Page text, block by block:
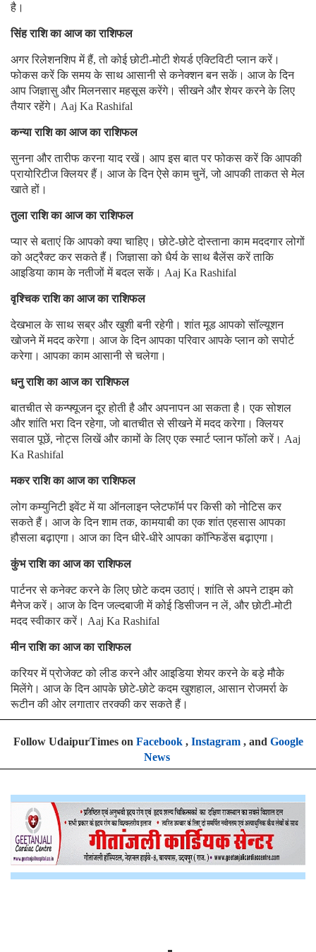
है।
सिंह राशि का आज का राशिफल
अगर रिलेशनशिप में हैं, तो कोई छोटी-मोटी शेयर्ड एक्टिविटी प्लान करें।
फोकस करें कि समय के साथ आसानी से कनेक्शन बन सकें। आज के दिन
आप जिज्ञासु और मिलनसार महसूस करेंगे। सीखने और शेयर करने के लिए
तैयार रहेंगे। Aaj Ka Rashifal
कन्या राशि का आज का राशिफल
सुनना और तारीफ करना याद रखें। आप इस बात पर फोकस करें कि आपकी
प्रायोरिटीज क्लियर हैं। आज के दिन ऐसे काम चुनें, जो आपकी ताकत से मेल
खाते हों।
तुला राशि का आज का राशिफल
प्यार से बताएं कि आपको क्या चाहिए। छोटे-छोटे दोस्ताना काम मददगार लोगों
को अट्रैक्ट कर सकते हैं। जिज्ञासा को धैर्य के साथ बैलेंस करें ताकि
आइडिया काम के नतीजों में बदल सकें। Aaj Ka Rashifal
वृश्चिक राशि का आज का राशिफल
देखभाल के साथ सब्र और खुशी बनी रहेगी। शांत मूड आपको सॉल्यूशन
खोजने में मदद करेगा। आज के दिन आपका परिवार आपके प्लान को सपोर्ट
करेगा। आपका काम आसानी से चलेगा।
धनु राशि का आज का राशिफल
बातचीत से कन्फ्यूजन दूर होती है और अपनापन आ सकता है। एक सोशल
और शांति भरा दिन रहेगा, जो बातचीत से सीखने में मदद करेगा। क्लियर
सवाल पूछें, नोट्स लिखें और कामों के लिए एक स्मार्ट प्लान फॉलो करें। Aaj
Ka Rashifal
मकर राशि का आज का राशिफल
लोग कम्युनिटी इवेंट में या ऑनलाइन प्लेटफॉर्म पर किसी को नोटिस कर
सकते हैं। आज के दिन शाम तक, कामयाबी का एक शांत एहसास आपका
हौसला बढ़ाएगा। आज का दिन धीरे-धीरे आपका कॉन्फिडेंस बढ़ाएगा।
कुंभ राशि का आज का राशिफल
पार्टनर से कनेक्ट करने के लिए छोटे कदम उठाएं। शांति से अपने टाइम को
मैनेज करें। आज के दिन जल्दबाजी में कोई डिसीजन न लें, और छोटी-मोटी
मदद स्वीकार करें। Aaj Ka Rashifal
मीन राशि का आज का राशिफल
करियर में प्रोजेक्ट को लीड करने और आइडिया शेयर करने के बड़े मौके
मिलेंगे। आज के दिन आपके छोटे-छोटे कदम खुशहाल, आसान रोजमर्रा के
रूटीन की ओर लगातार तरक्की कर सकते हैं।
Follow UdaipurTimes on Facebook, Instagram, and Google
News